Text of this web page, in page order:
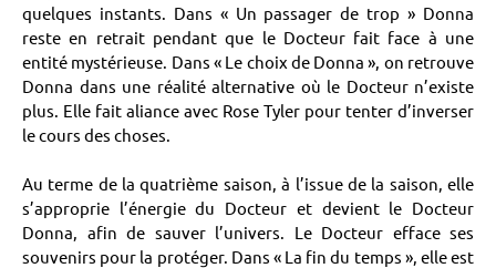
quelques instants. Dans « Un passager de trop » Donna
reste en retrait pendant que le Docteur fait face à une
entité mystérieuse. Dans « Le choix de Donna », on retrouve
Donna dans une réalité alternative où le Docteur n’existe
plus. Elle fait aliance avec Rose Tyler pour tenter d’inverser
le cours des choses.
Au terme de la quatrième saison, à l’issue de la saison, elle
s’approprie l’énergie du Docteur et devient le Docteur
Donna, afin de sauver l’univers. Le Docteur efface ses
souvenirs pour la protéger. Dans « La fin du temps », elle est